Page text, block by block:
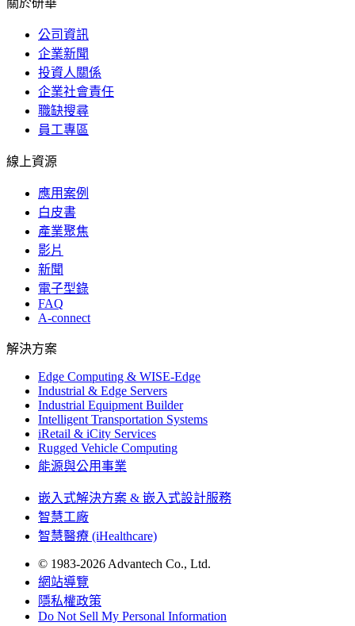
公司資訊
企業新聞
投資人關係
企業社會責任
職缺搜尋
員工專區
線上資源
應用案例
白皮書
產業聚焦
影片
新聞
電子型錄
FAQ
A-connect
解決方案
Edge Computing & WISE-Edge
Industrial & Edge Servers
Industrial Equipment Builder
Intelligent Transportation Systems
iRetail & iCity Services
Rugged Vehicle Computing
能源與公用事業
嵌入式解決方案 & 嵌入式設計服務
智慧工廠
智慧醫療 (iHealthcare)
© 1983-2026 Advantech Co., Ltd.
網站導覽
隱私權政策
Do Not Sell My Personal Information